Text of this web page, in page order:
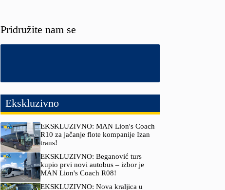
Pridružite nam se
Ekskluzivno
EKSKLUZIVNO: MAN Lion's Coach
R10 za jačanje flote kompanije Izan
trans!
EKSKLUZIVNO: Beganović turs
kupio prvi novi autobus – izbor je
MAN Lion's Coach R08!
EKSKLUZIVNO: Nova kraljica u